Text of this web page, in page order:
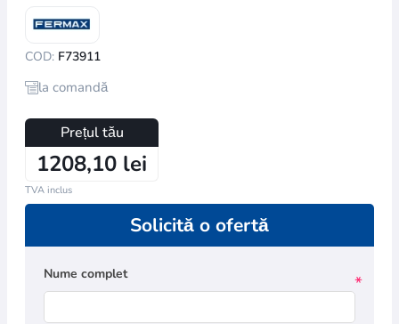
COD: F73911
la comandă
Prețul tău
1208,10 lei
TVA inclus
Solicită o ofertă
Nume complet *